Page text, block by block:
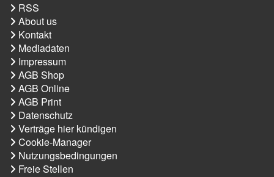
RSS
About us
Kontakt
Mediadaten
Impressum
AGB Shop
AGB Online
AGB Print
Datenschutz
Verträge hier kündigen
Cookie-Manager
Nutzungsbedingungen
Freie Stellen